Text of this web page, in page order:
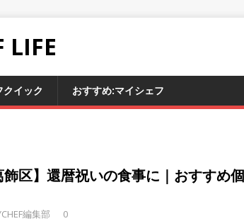
LIFE
イック おすすめ:マイシェフ
飾区】還暦祝いの食事に｜おすすめ
編集部 0